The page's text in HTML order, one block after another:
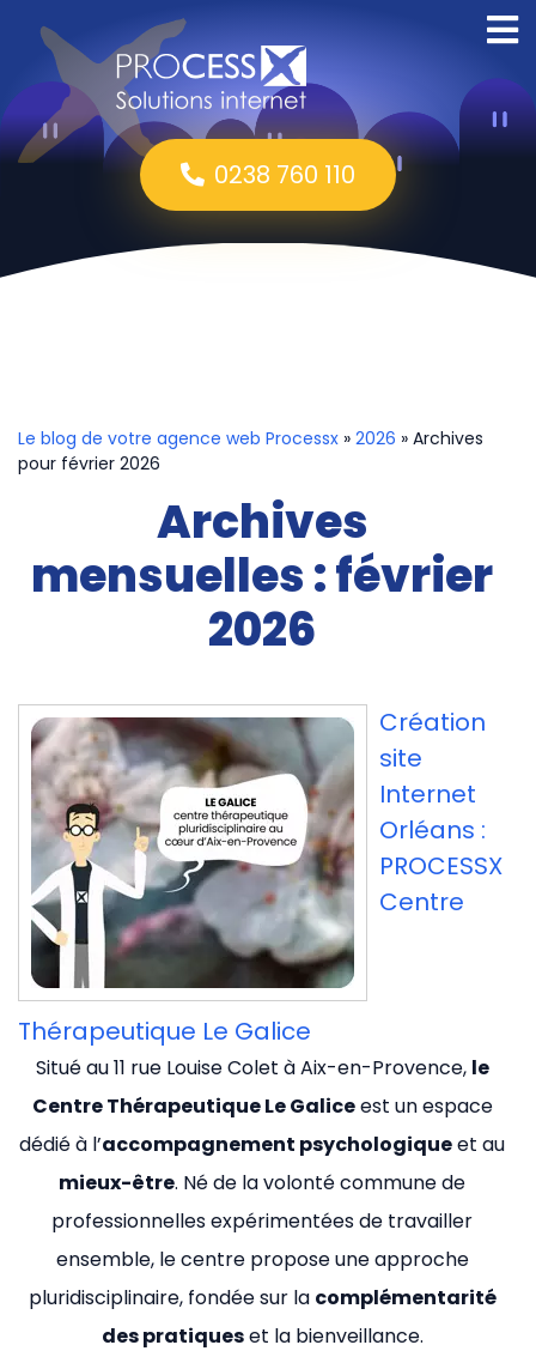
0238 760 110
Le blog de votre agence web Processx » 2026 » Archives
pour février 2026
Archives
mensuelles : février
2026
Création
site
Internet
Orléans :
PROCESSX
Centre
Thérapeutique Le Galice
Situé au 11 rue Louise Colet à Aix-en-Provence, le
Centre Thérapeutique Le Galiceest un espace
dédié à l’accompagnement psychologiqueet au
mieux-être. Né de la volonté commune de
professionnelles expérimentées de travailler
ensemble, le centre propose une approche
pluridisciplinaire, fondée sur la complémentarité
des pratiqueset la bienveillance.